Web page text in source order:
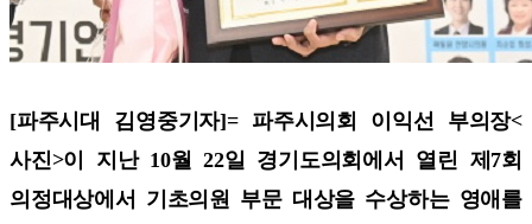
[파주시대 김영중기자]= 파주시의회 이익선 부의장<
사진>이 지난 10월 22일 경기도의회에서 열린 제7회
의정대상에서 기초의원 부문 대상을 수상하는 영애를